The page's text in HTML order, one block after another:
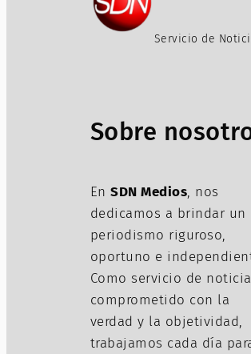
Servicio de
Sobre
En SDN Medios, nos
dedicamos a brindar un
periodismo riguroso,
oportuno e
Como servicio de
comprometido con la
verdad y la objetividad,
trabajamos cada día